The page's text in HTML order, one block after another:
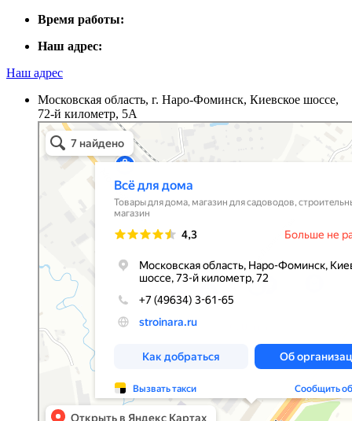
Время работы:
Наш адрес:
Наш адрес
Московская область, г. Наро-Фоминск, Киевское шоссе,
72-й километр, 5А